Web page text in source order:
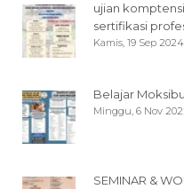
ujian
sertifikasi
Kamis, 19 Sep 2024
Belajar
Minggu, 6 Nov
SEMINAR &